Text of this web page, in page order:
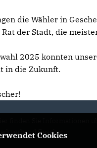
die Wähler in
der Stadt, die
2025 konnten
in die Zukunft.
Gescher
Cookies